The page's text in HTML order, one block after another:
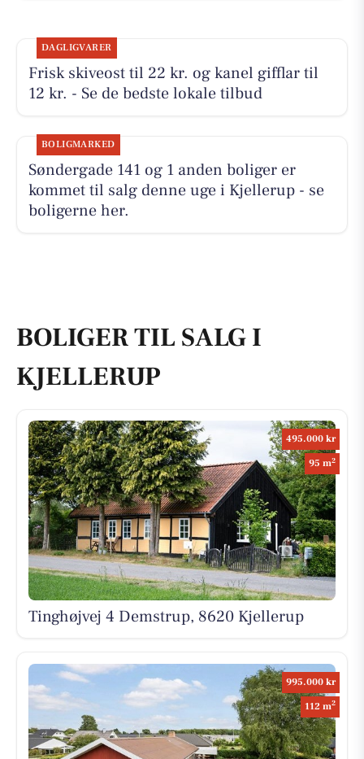
DAGLIGVARER
Frisk skiveost til 22 kr. og kanel gifflar til
12 kr. - Se de bedste lokale tilbud
BOLIGMARKED
Søndergade 141 og 1 anden boliger er
kommet til salg denne uge i Kjellerup - se
boligerne her.
BOLIGER TIL SALG I
KJELLERUP
495.000 kr
95 m2
Tinghøjvej 4 Demstrup, 8620 Kjellerup
995.000 kr
112 m2